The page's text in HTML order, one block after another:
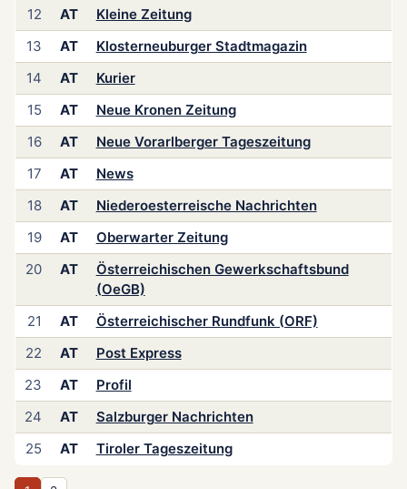
12
AT
Kleine Zeitung
13
AT
Klosterneuburger Stadtmagazin
14
AT
Kurier
15
AT
Neue Kronen Zeitung
16
AT
Neue Vorarlberger Tageszeitung
17
AT
News
18
AT
Niederoesterreische Nachrichten
19
AT
Oberwarter Zeitung
20
AT
Österreichischen Gewerkschaftsbund
(OeGB)
21
AT
Österreichischer Rundfunk (ORF)
22
AT
Post Express
23
AT
Profil
24
AT
Salzburger Nachrichten
25
AT Tiroler Tageszeitung